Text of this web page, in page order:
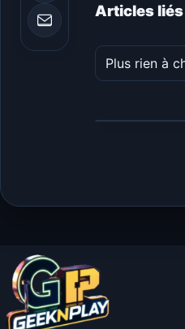
Articles liés
Plus rien à